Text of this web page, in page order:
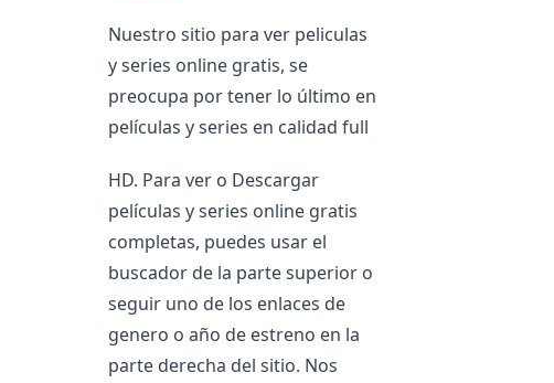
Nuestro sitio para ver peliculas
y series online gratis, se
preocupa por tener lo último en
películas y series en calidad full
HD. Para ver o Descargar
películas y series online gratis
completas, puedes usar el
buscador de la parte superior o
seguir uno de los enlaces de
genero o año de estreno en la
parte derecha del sitio. Nos